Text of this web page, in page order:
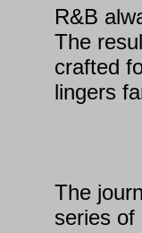
R&B
The
crafted
lingers
The
series of